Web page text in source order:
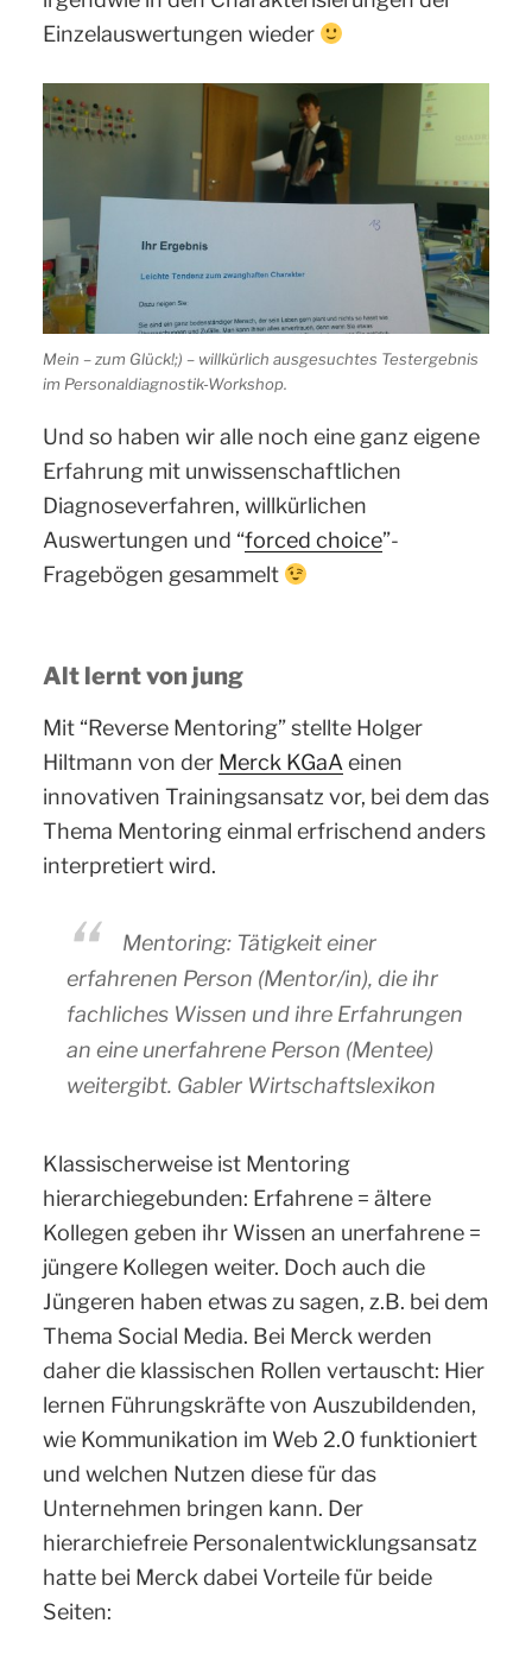
Einzelauswertungen wieder
Mein – zum Glück!;) – willkürlich ausgesuchtes Testergebnis
im Personaldiagnostik-Workshop.
Und so haben wir alle noch eine ganz eigene
Erfahrung mit unwissenschaftlichen
Diagnoseverfahren, willkürlichen
Auswertungen und “forced choice”-
Fragebögen gesammelt
Alt lernt von jung
Mit “Reverse Mentoring” stellte Holger
Hiltmann von der Merck KGaA einen
innovativen Trainingsansatz vor, bei dem das
Thema Mentoring einmal erfrischend anders
interpretiert wird.
Mentoring: Tätigkeit einer
erfahrenen Person (Mentor/in), die ihr
fachliches Wissen und ihre Erfahrungen
an eine unerfahrene Person (Mentee)
weitergibt. Gabler Wirtschaftslexikon
Klassischerweise ist Mentoring
hierarchiegebunden: Erfahrene = ältere
Kollegen geben ihr Wissen an unerfahrene =
jüngere Kollegen weiter. Doch auch die
Jüngeren haben etwas zu sagen, z.B. bei dem
Thema Social Media. Bei Merck werden
daher die klassischen Rollen vertauscht: Hier
lernen Führungskräfte von Auszubildenden,
wie Kommunikation im Web 2.0 funktioniert
und welchen Nutzen diese für das
Unternehmen bringen kann. Der
hierarchiefreie Personalentwicklungsansatz
hatte bei Merck dabei Vorteile für beide
Seiten: